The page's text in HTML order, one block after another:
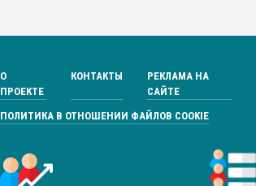
О
ПРОЕКТЕ
КОНТАКТЫ
РЕКЛАМА НА
САЙТЕ
ПОЛИТИКА В ОТНОШЕНИИ ФАЙЛОВ COOKIE